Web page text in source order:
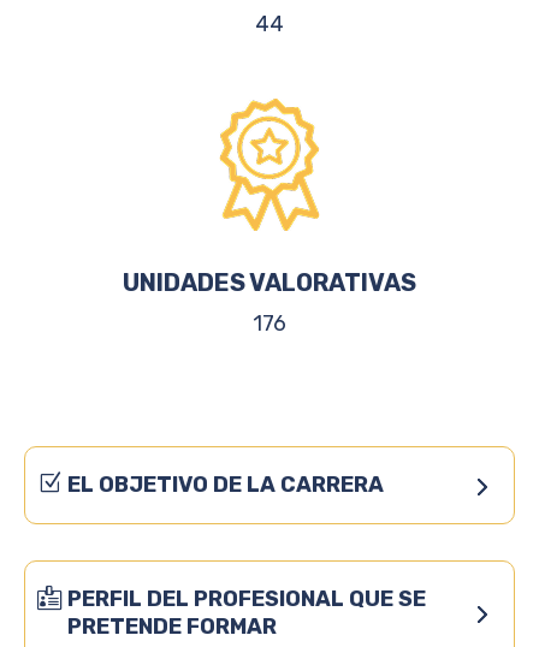
44
UNIDADES VALORATIVAS
176
EL OBJETIVO DE LA CARRERA
PERFIL DEL PROFESIONAL QUE SE
PRETENDE FORMAR